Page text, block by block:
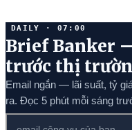
DAILY · 07:00
Brief Banker
trước thị
Email ngắn — lãi suất, tỷ
ra. Đọc 5 phút mỗi sáng